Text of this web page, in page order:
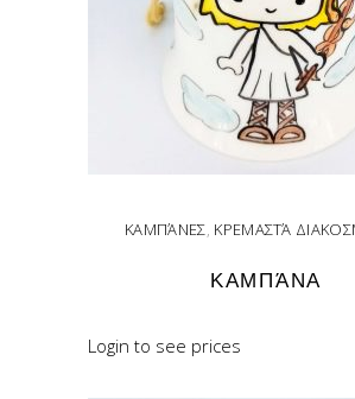
ΚΑΜΠΆΝΕΣ, ΚΡΕΜΑΣΤΆ
ΚΑΜΠΆΝΑ
READ MORE
Login to see prices